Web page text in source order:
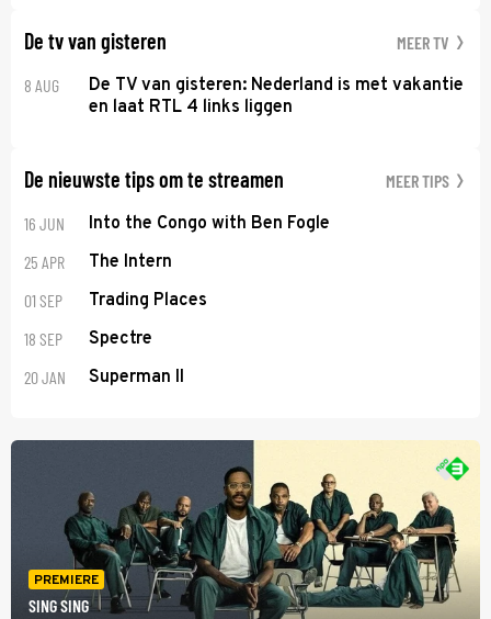
De tv van gisteren MEER TV
8 AUG
De TV van gisteren: Nederland is met vakantie
en laat RTL 4 links liggen
De nieuwste tips om te streamen MEER TIPS
16 JUN Into the Congo with Ben Fogle
25 APR The Intern
01 SEP Trading Places
18 SEP Spectre
20 JAN Superman II
PREMIERE
SING SING